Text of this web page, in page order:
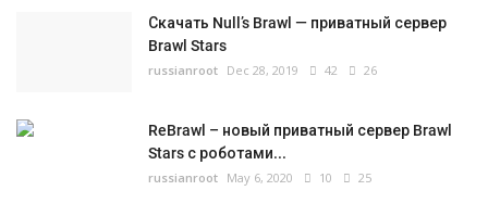
Скачать Null’s Brawl — приватный сервер
Brawl Stars
russianroot Dec 28, 2019 42 26
ReBrawl – новый приватный сервер Brawl
Stars с роботами...
russianroot May 6, 2020 10 25